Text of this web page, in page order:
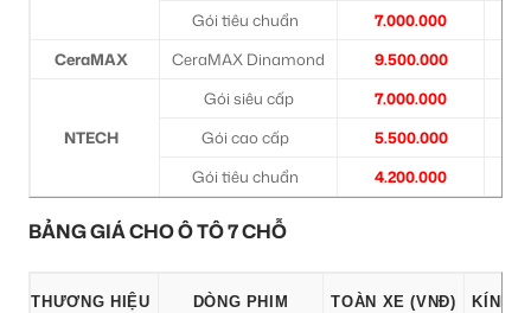
Gói tiêu chuẩn
7.000.000
CeraMAX
CeraMAX Dinamond 9.500.000
NTECH
Gói siêu cấp 7.000.000
Gói cao cấp
5.500.000
Gói tiêu chuẩn
4.200.000
BẢNG GIÁ CHO Ô TÔ 7 CHỖ
THƯƠNG HIỆU DÒNG PHIM TOÀN XE (VNĐ) KÍNH